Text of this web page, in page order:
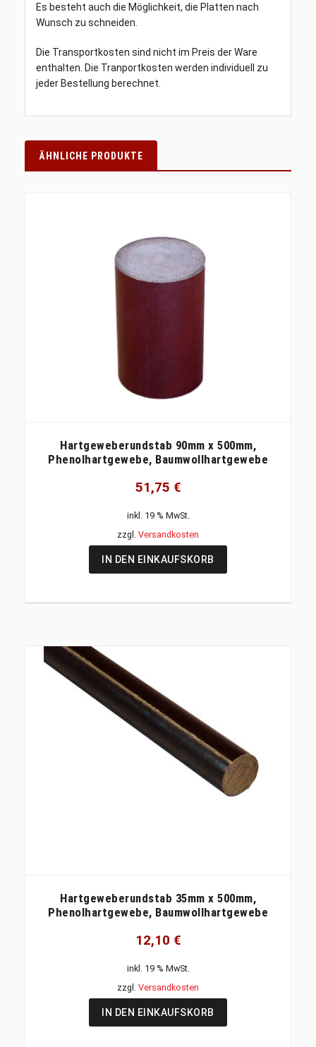
Es besteht auch die Möglichkeit, die Platten nach
Wunsch zu schneiden.
Die Transportkosten sind nicht im Preis der Ware
enthalten. Die Tranportkosten werden individuell zu
jeder Bestellung berechnet.
ÄHNLICHE PRODUKTE
Hartgeweberundstab 90mm x 500mm,
Phenolhartgewebe, Baumwollhartgewebe
51,75 €
inkl. 19 % MwSt.
zzgl. Versandkosten
IN DEN EINKAUFSKORB
Hartgeweberundstab 35mm x 500mm,
Phenolhartgewebe, Baumwollhartgewebe
12,10 €
inkl. 19 % MwSt.
zzgl. Versandkosten
IN DEN EINKAUFSKORB